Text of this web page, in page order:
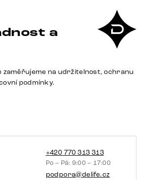
a
zaměřujeme na udržitelnost, ochranu
podmínky.
+420 770 313 313
Po – Pá: 9:00 – 17:00
podpora@delife.cz